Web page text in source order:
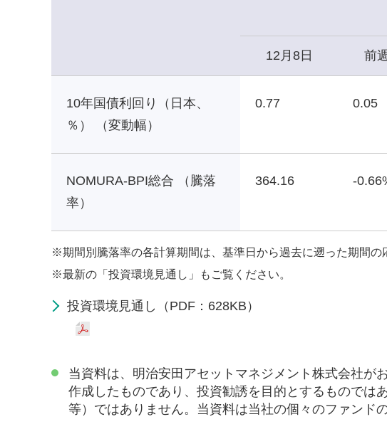
12月8日 前
10年国債利回り（日本、
％） （変動幅）
0.77 0.05
NOMURA-BPI総合 （騰落
率）
364.16 -
※期間別騰落率の各計算期間は、基準日から過去に遡った期間の
※最新の「投資環境見通し」もご覧ください。
投資環境見通し（PDF：628KB）
当資料は、明治安田アセットマネジメント株式会社が
作成したものであり、投資勧誘を目的とするものでは
等）ではありません。当資料は当社の個々のファンド